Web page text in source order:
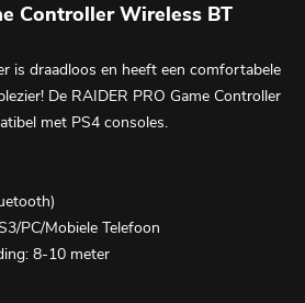
Controller Wireless BT
is draadloos en heeft een comfortabele
De RAIDER PRO Game Controller
met PS4 consoles.
PC/Mobiele Telefoon
8-10 meter